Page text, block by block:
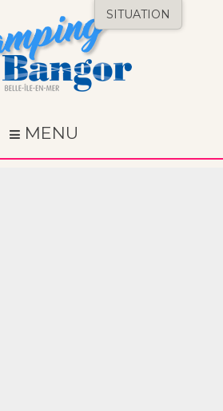
SITUATION
MENU